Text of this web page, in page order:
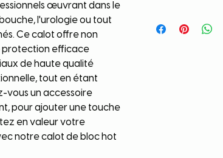
œuvrant dans le
l'urologie ou tout
Ce calot offre non
protection efficace
de haute qualité
tout en étant
vous un accessoire
pour ajouter une touche
en valeur votre
notre calot de bloc hot